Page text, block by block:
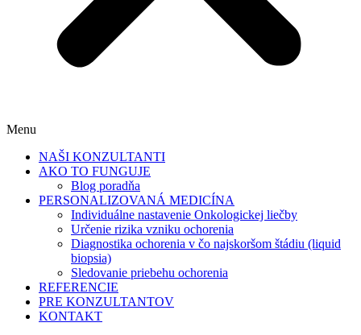
Menu
NAŠI KONZULTANTI
AKO TO FUNGUJE
Blog poradňa
PERSONALIZOVANÁ MEDICÍNA
Individuálne nastavenie Onkologickej liečby
Určenie rizika vzniku ochorenia
Diagnostika ochorenia v čo najskoršom štádiu (liquid
biopsia)
Sledovanie priebehu ochorenia
REFERENCIE
PRE KONZULTANTOV
KONTAKT